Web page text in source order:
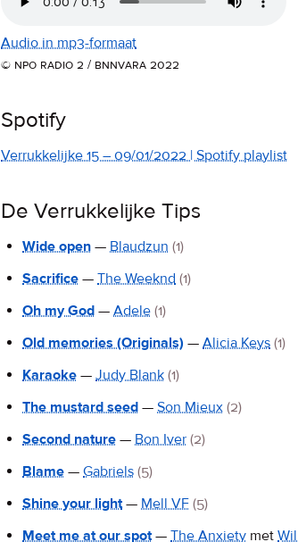
Audio in mp3-formaat
© npo radio 2 / bnnvara 2022
Spotify
Verrukkelijke 15 – 09/01/2022 | Spotify playlist
De Verrukkelijke Tips
Wide open — Blaudzun (1)
Sacrifice — The Weeknd (1)
Oh my God — Adele (1)
Old memories (Originals) — Alicia Keys (1)
Karaoke — Judy Blank (1)
The mustard seed — Son Mieux (2)
Second nature — Bon Iver (2)
Blame — Gabriels (5)
Shine your light— Mell VF (5)
Meet me at our spot— The Anxiety met